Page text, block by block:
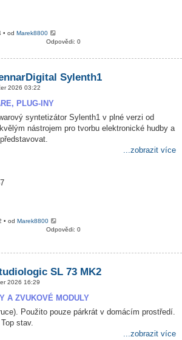
• od Marek8800
Odpovědi: 0
Sylenth1
2026 03:22
PLUG-INY
syntetizátor Sylenth1 v plné verzi od
nástrojem pro tvorbu elektronické hudby a
...zobrazit více
• od Marek8800
Odpovědi: 0
SL 73 MK2
2026 16:29
A ZVUKOVÉ MODULY
Použito pouze párkrát v domácím prostředí.
stav.
...zobrazit více